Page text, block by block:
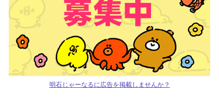
明石じゃーなるに広告を掲載しませんか？